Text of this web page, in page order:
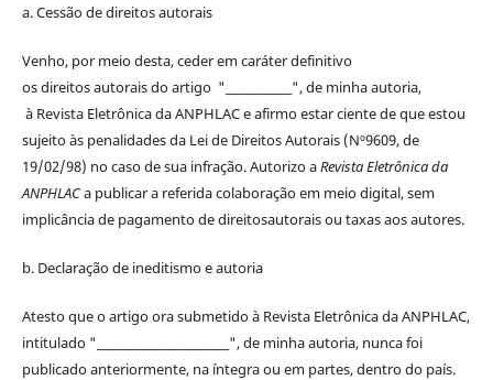
a. Cessão dedireitosautorais
Venho, por meio desta, ceder em caráter definitivo
osdireitosautoraisdo artigo "____________", de minha autoria,
à Revista Eletrônica da ANPHLACe afirmo estar ciente de que estou
sujeito às penalidades da Lei de DireitosAutorais(Nº9609, de
19/02/98) no caso de sua infração. Autorizo aRevista Eletrônica da
ANPHLACa publicar a referida colaboração em meio digital, sem
implicância de pagamento dedireitosautoraisou taxas aos autores.
b. Declaração de ineditismo e autoria
Atesto que o artigo ora submetido à Revista Eletrônica da ANPHLAC,
intitulado "________________________", de minha autoria, nunca foi
publicado anteriormente, na íntegra ou em partes, dentrodo país.